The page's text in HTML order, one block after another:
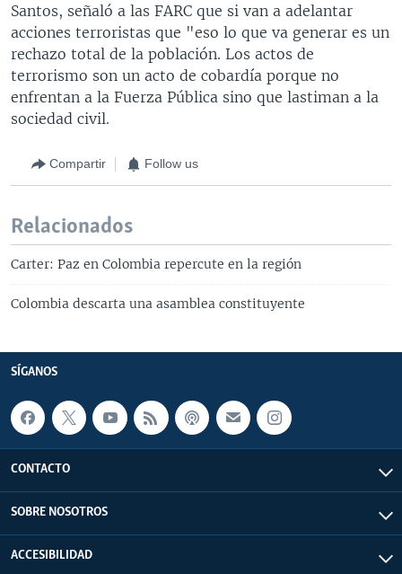
Santos, señaló a las FARC que si van a adelantar
acciones terroristas que "eso lo que va generar es un
rechazo total de la población. Los actos de
terrorismo son un acto de cobardía porque no
enfrentan a la Fuerza Pública sino que lastiman a la
sociedad civil.
Compartir Follow us
Relacionados
Carter: Paz en Colombia repercute en la región
Colombia descarta una asamblea constituyente
SÍGANOS
CONTACTO
SOBRE NOSOTROS
ACCESIBILIDAD